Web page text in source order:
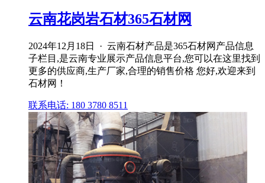
云南花岗岩石材365石材网
2024年12月18日 · 云南石材产品是365石材网产品信息
子栏目,是云南专业展示产品信息平台,您可以在这里找到
更多的供应商,生产厂家,合理的销售价格 您好,欢迎来到
石材网！
联系电话: 180 3780 8511